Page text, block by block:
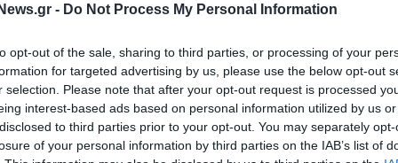
- Do Not Process My Personal Information
opt-out of the sale, sharing to third parties, or processing of your
for targeted advertising by us, please use the below opt-out
selection. Please note that after your opt-out request is processed
interest-based ads based on personal information utilized by us
to third parties prior to your opt-out. You may separately
of your personal information by third parties on the IAB’s list of